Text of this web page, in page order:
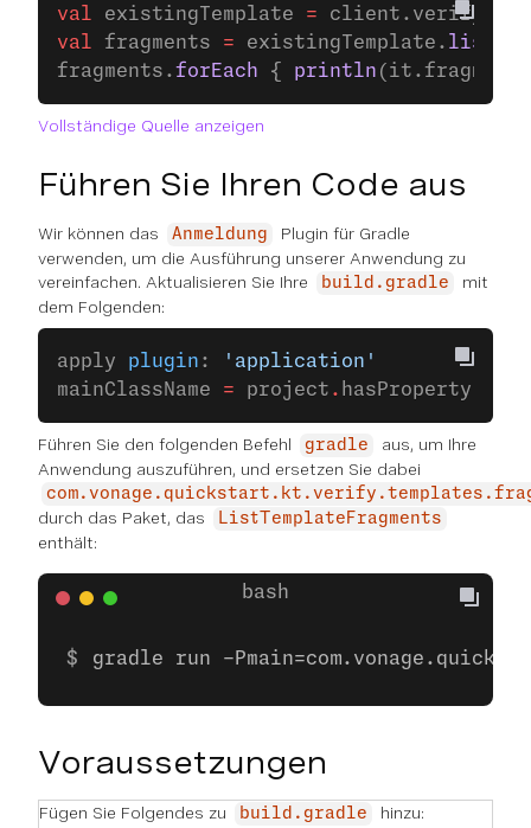
val existingTemplate = client.verify.
val fragments = existingTemplate.
fragments.forEach { println
Vollständige Quelle anzeigen
Führen Sie Ihren Code aus
Wir können das Anmeldung
Plugin für Gradle
verwenden, um die Ausführung unserer Anwendung zu
vereinfachen. Aktualisieren Sie Ihre
build.gradle
mit
dem Folgenden:
apply plugin :
'application'
mainClassName = project . hasProperty(
Führen Sie den folgenden Befehl gradle
aus, um Ihre
Anwendung auszuführen, und ersetzen Sie dabei
durch das Paket, das ListTemplateFragments
enthält:
gradle run -
Voraussetzungen
Fügen Sie Folgendes zu build.gradle hinzu: